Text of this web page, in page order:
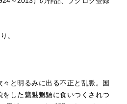
より、「（主人公の恩地）日夜、
んでおられる会長と、新設され
』という一応、硬派の雑誌の、
の掲載中止を申し入れておりま
が繋がっている証拠に他なりま
。
と明るみに出る不正と乱脈。国
をした魑魅魍魎に食いつくされつ